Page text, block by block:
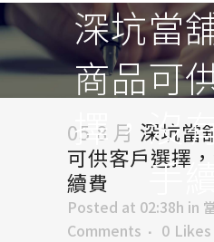
深坑當
商品可
擇，沒
手
05 8 月 深坑當
可供客戶選擇
續費
Posted at 02:38h in
Comments
0 Likes